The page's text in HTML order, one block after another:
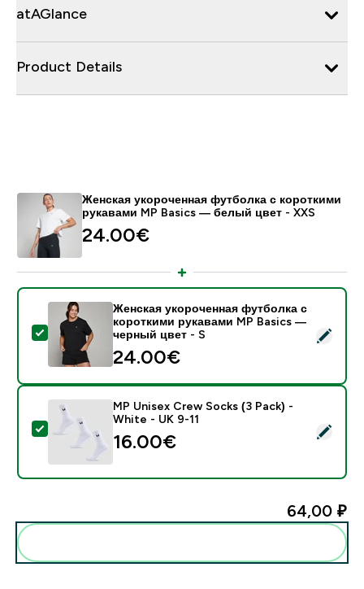
atAGlance
Product Details
Женская укороченная футболка с короткими
рукавами MP Basics — белый цвет - XXS
24.00€‎
- Женская укороченная футболка с короткими
Женская укороченная футболка с
короткими рукавами MP Basics —
черный цвет - S
24.00€‎
- MP Unisex Crew Socks (3 Pack) - White - UK 9-11
MP Unisex Crew Socks (3 Pack) -
White - UK 9-11
16.00€‎
64,00 ₽‎